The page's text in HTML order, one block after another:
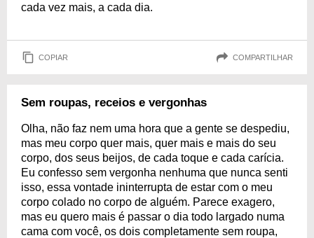
cada vez mais, a cada dia.
COPIAR COMPARTILHAR
Sem roupas, receios e vergonhas
Olha, não faz nem uma hora que a gente se despediu,
mas meu corpo quer mais, quer mais e mais do seu
corpo, dos seus beijos, de cada toque e cada carícia.
Eu confesso sem vergonha nenhuma que nunca senti
isso, essa vontade ininterrupta de estar com o meu
corpo colado no corpo de alguém. Parece exagero,
mas eu quero mais é passar o dia todo largado numa
cama com você, os dois completamente sem roupa,